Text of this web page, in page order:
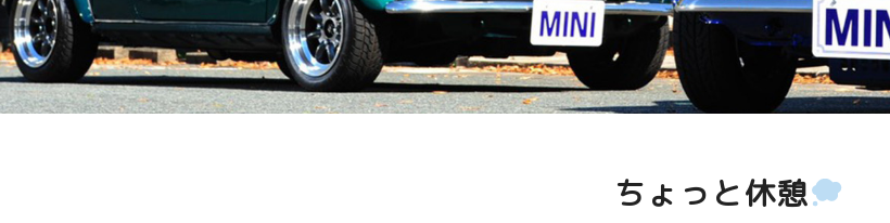
ちょっと休憩